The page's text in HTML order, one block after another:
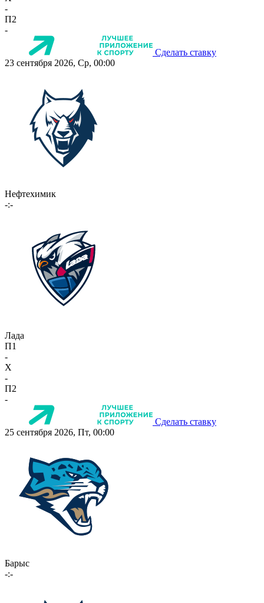
-
П2
-
Сделать ставку
23 сентября 2026, Ср, 00:00
Нефтехимик
-:-
Лада
П1
-
X
-
П2
-
Сделать ставку
25 сентября 2026, Пт, 00:00
Барыс
-:-